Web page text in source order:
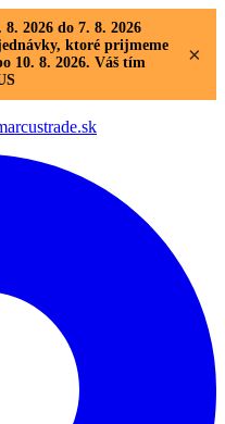
2026 do 7. 8. 2026
ktoré prijmeme
10. 8. 2026. Váš tím
×